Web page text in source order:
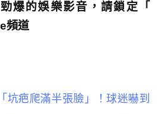
爆的娛樂影音，請鎖定「
頻道
坑疤爬滿半張臉」！球迷嚇到